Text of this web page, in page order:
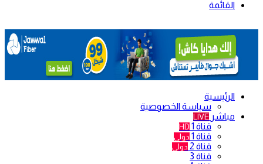
القائمة
الرئيسية
سياسة الخصوصية
مباشر LIVE
قناة 1 HD
قناة 1 دولي
قناة 2 دولي
قناة 3